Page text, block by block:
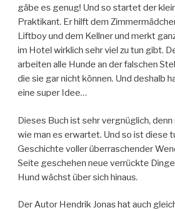
gäbe es genug! Und so startet der
Praktikant. Er hilft dem
Liftboy und dem Kellner und merkt
im Hotel wirklich sehr viel zu tun gibt.
arbeiten alle Hunde an der falschen
die sie gar nicht können. Und deshalb
eine super Idee…
Dieses Buch ist sehr vergnüglich,
wie man es erwartet. Und so ist diese
Geschichte voller überraschender
Seite geschehen neue verrückte
Hund wächst über sich hinaus.
Der Autor Hendrik Jonas hat auch